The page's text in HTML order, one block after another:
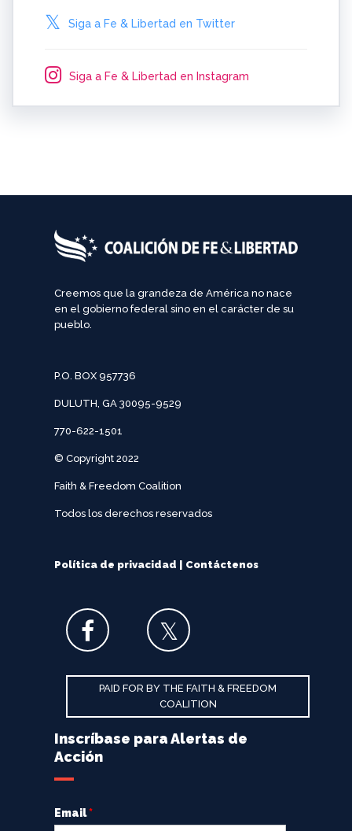
Siga a Fe & Libertad en Twitter
Siga a Fe & Libertad en Instagram
Creemos que la grandeza de América no nace
en el gobierno federal sino en el carácter de su
pueblo.
P.O. BOX 957736
DULUTH, GA 30095-9529
770-622-1501
© Copyright 2022
Faith & Freedom Coalition
Todos los derechos reservados
Política de privacidad Contáctenos
PAID FOR BY THE FAITH & FREEDOM
COALITION
Inscríbase para Alertas de
Acción
Email*